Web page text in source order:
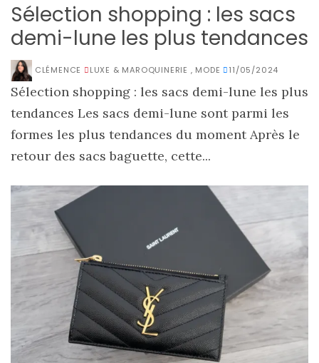
Sélection shopping : les sacs
demi-lune les plus tendances
CLÉMENCE LUXE & MAROQUINERIE , MODE 11/05/2024
Sélection shopping : les sacs demi-lune les plus
tendances Les sacs demi-lune sont parmi les
formes les plus tendances du moment Après le
retour des sacs baguette, cette...